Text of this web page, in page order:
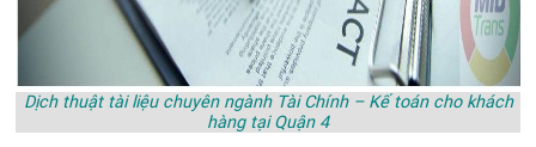
Dịch thuật tài liệu chuyên ngành Tài Chính – Kế toán cho khách
hàng tại Quận 4